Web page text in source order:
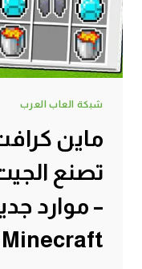
شبكة العاب العرب
ماين
تصنع
– موارد
Minecraft !! 😍🔥